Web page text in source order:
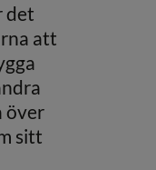
det
att
över
sitt